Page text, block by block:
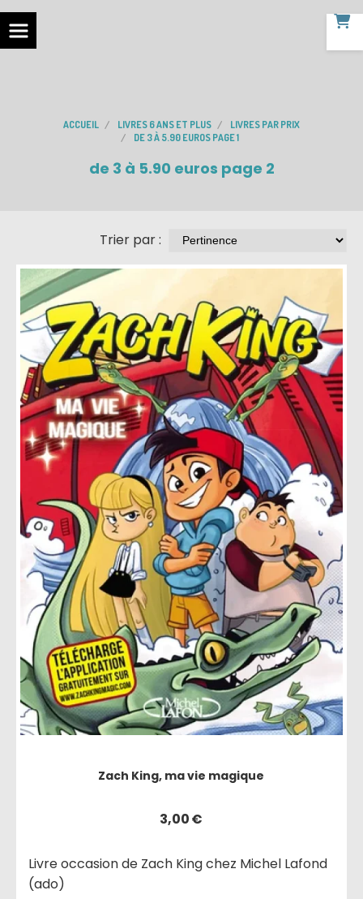
ACCUEIL LIVRES 6 ANS ET PLUS
LIVRES PAR PRIX
DE 3 À 5.90 EUROS PAGE 1
de 3 à 5.90 euros page 2
Trier par :
Zach King, ma vie magique
3,00€
Livre occasion de Zach King chez Michel Lafond
(ado)